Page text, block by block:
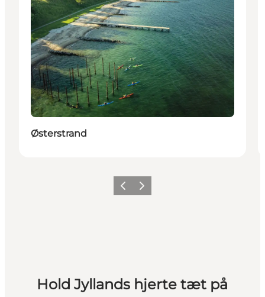
Østerstrand
Forrige billede
Næste billede
Hold Jyllands hjerte tæt på